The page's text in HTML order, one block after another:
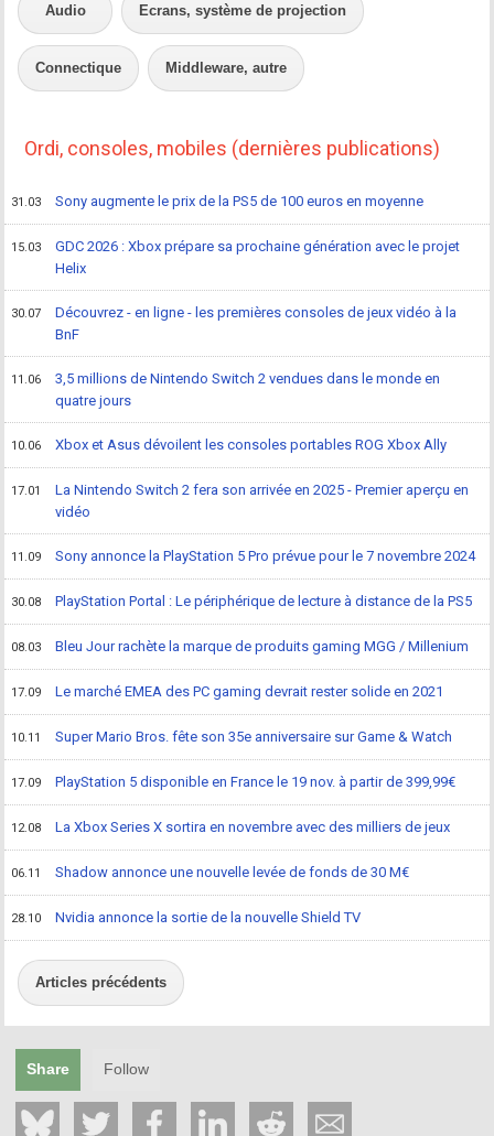
Audio Ecrans, système de projection
Connectique Middleware, autre
Ordi, consoles, mobiles (dernières publications)
31.03 Sony augmente le prix de la PS5 de 100 euros en moyenne
15.03
GDC 2026 : Xbox prépare sa prochaine génération avec le projet
Helix
30.07
Découvrez - en ligne - les premières consoles de jeux vidéo à la
BnF
11.06
3,5 millions de Nintendo Switch 2 vendues dans le monde en
quatre jours
10.06 Xbox et Asus dévoilent les consoles portables ROG Xbox Ally
17.01
La Nintendo Switch 2 fera son arrivée en 2025 - Premier aperçu en
vidéo
11.09 Sony annonce la PlayStation 5 Pro prévue pour le 7 novembre 2024
30.08 PlayStation Portal : Le périphérique de lecture à distance de la PS5
08.03 Bleu Jour rachète la marque de produits gaming MGG / Millenium
17.09 Le marché EMEA des PC gaming devrait rester solide en 2021
10.11 Super Mario Bros. fête son 35e anniversaire sur Game & Watch
17.09 PlayStation 5 disponible en France le 19 nov. à partir de 399,99€
12.08 La Xbox Series X sortira en novembre avec des milliers de jeux
06.11 Shadow annonce une nouvelle levée de fonds de 30 M€
28.10 Nvidia annonce la sortie de la nouvelle Shield TV
Articles précédents
Share Follow